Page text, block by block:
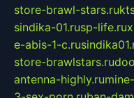
store-brawl-stars.ru
sindika-01.rusp-life.ru
e-abis-1-c.ru
store-brawlstars.ru
antenna-highly.ru